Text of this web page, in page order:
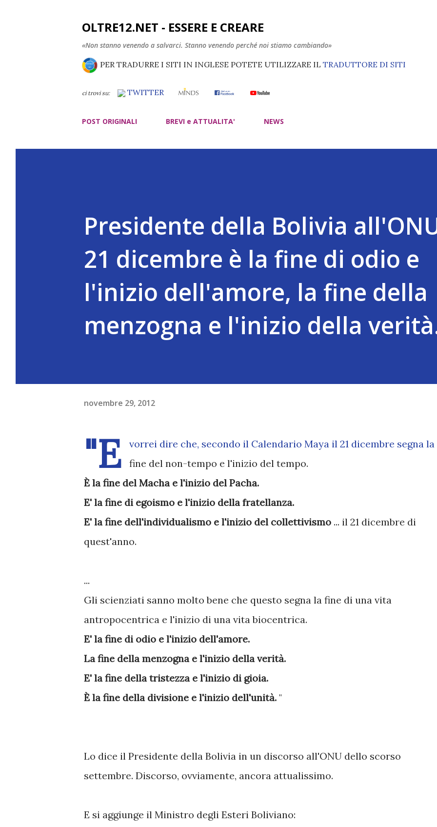
OLTRE12.NET - ESSERE E CREARE
«Non stanno venendo a salvarci. Stanno venendo perché noi stiamo cambiando»
PER TRADURRE I SITI IN INGLESE POTETE UTILIZZARE IL TRADUTTORE DI SITI
ci trovi su: TWITTER
POST ORIGINALI BREVI e ATTUALITA' NEWS
Presidente della Bolivia
21 dicembre è la fine di odio e
l'inizio dell'amore, la fine della
menzogna e l'inizio della
novembre 29, 2012
"E
vorrei dire che, secondo il Calendario Maya il 21 dicembre segna la
fine del non-tempo e l'inizio del tempo.
È la fine del Macha e l'inizio del Pacha.
E' la fine di egoismo e l'inizio della fratellanza.
E' la fine dell'individualismo e l'inizio del collettivismo ... il 21 dicembre di
quest'anno.
...
Gli scienziati sanno molto bene che questo segna la fine di una vita
antropocentrica e l'inizio di una vita biocentrica.
E' la fine di odio e l'inizio dell'amore.
La fine della menzogna e l'inizio della verità.
E' la fine della tristezza e l'inizio di gioia.
È la fine della divisione e l'inizio dell'unità. "
Lo dice il Presidente della Bolivia in un discorso all'ONU dello scorso
settembre. Discorso, ovviamente, ancora attualissimo.
E si aggiunge il Ministro degli Esteri Boliviano: